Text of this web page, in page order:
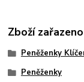
Zboží
Peněženky
Peněženky